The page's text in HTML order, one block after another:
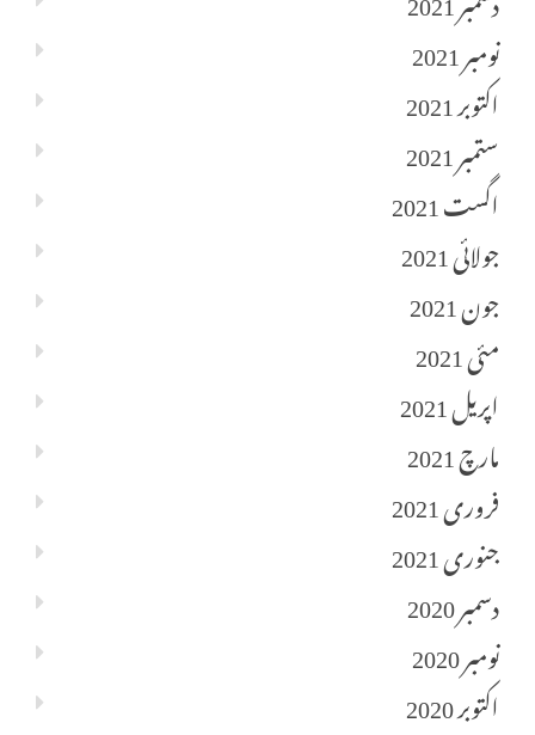
نومبر 2021
اکتوبر 2021
ستمبر 2021
اگست 2021
جولائی 2021
جون 2021
مئی 2021
اپریل 2021
مارچ 2021
فروری 2021
جنوری 2021
دسمبر 2020
نومبر 2020
اکتوبر 2020